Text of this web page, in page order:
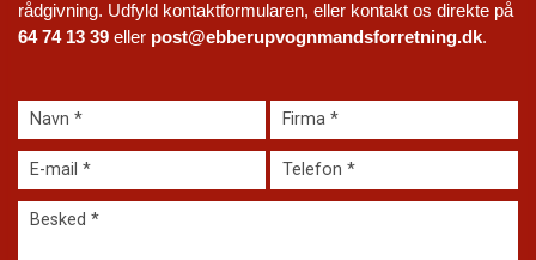
64 74 13 39 eller post@ebberupvognmandsforretning.dk.